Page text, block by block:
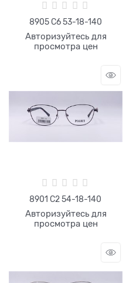
8905 С6 53-18-140
Авторизуйтесь для
просмотра цен
8901 C2 54-18-140
Авторизуйтесь для
просмотра цен